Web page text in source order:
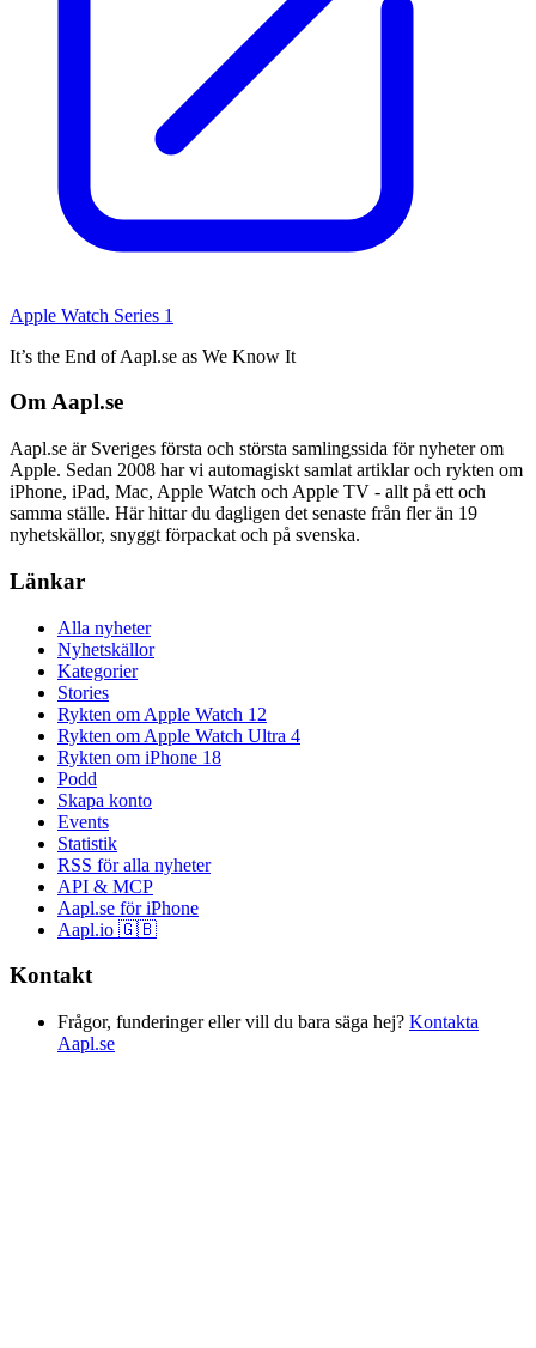
Apple Watch Series 1
It’s the End of Aapl.se as We Know It
Om Aapl.se
Aapl.se är Sveriges första och största samlingssida för nyheter om
Apple. Sedan 2008 har vi automagiskt samlat artiklar och rykten om
iPhone, iPad, Mac, Apple Watch och Apple TV - allt på ett och
samma ställe. Här hittar du dagligen det senaste från fler än 19
nyhetskällor, snyggt förpackat och på svenska.
Länkar
Alla nyheter
Nyhetskällor
Kategorier
Stories
Rykten om Apple Watch 12
Rykten om Apple Watch Ultra 4
Rykten om iPhone 18
Podd
Skapa konto
Events
Statistik
RSS för alla nyheter
API & MCP
Aapl.se för iPhone
Aapl.io 🇬🇧
Kontakt
Frågor, funderinger eller vill du bara säga hej? Kontakta
Aapl.se